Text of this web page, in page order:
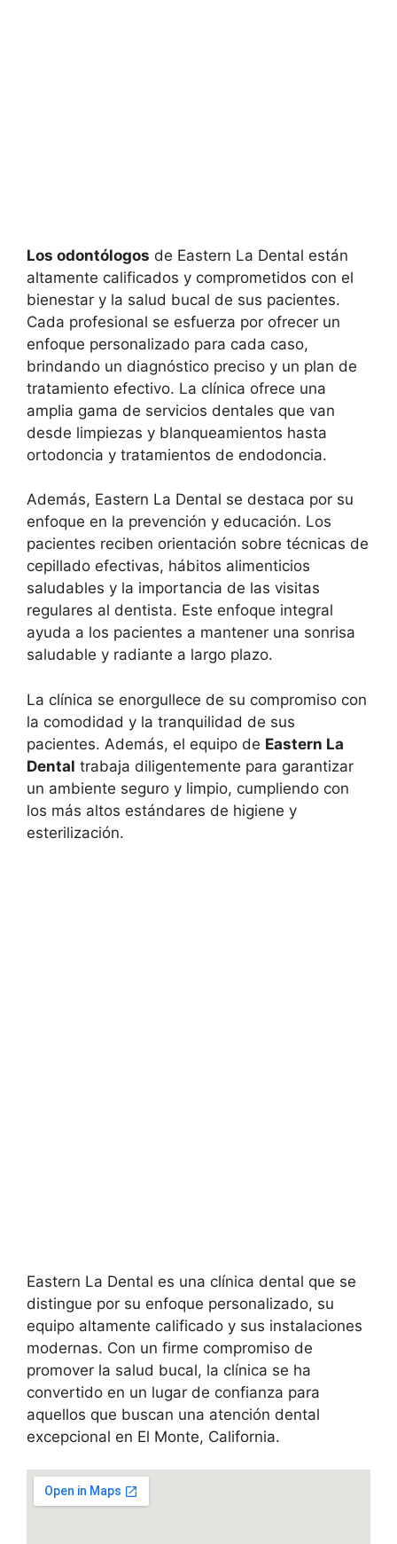
Los odontólogos de Eastern La Dental están
altamente calificados y comprometidos con el
bienestar y la salud bucal de sus pacientes.
Cada profesional se esfuerza por ofrecer un
enfoque personalizado para cada caso,
brindando un diagnóstico preciso y un plan de
tratamiento efectivo. La clínica ofrece una
amplia gama de servicios dentales que van
desde limpiezas y blanqueamientos hasta
ortodoncia y tratamientos de endodoncia.
Además, Eastern La Dental se destaca por su
enfoque en la prevención y educación. Los
pacientes reciben orientación sobre técnicas de
cepillado efectivas, hábitos alimenticios
saludables y la importancia de las visitas
regulares al dentista. Este enfoque integral
ayuda a los pacientes a mantener una sonrisa
saludable y radiante a largo plazo.
La clínica se enorgullece de su compromiso con
la comodidad y la tranquilidad de sus
pacientes. Además, el equipo de Eastern La
Dental trabaja diligentemente para garantizar
un ambiente seguro y limpio, cumpliendo con
los más altos estándares de higiene y
esterilización.
Eastern La Dental es una clínica dental que se
distingue por su enfoque personalizado, su
equipo altamente calificado y sus instalaciones
modernas. Con un firme compromiso de
promover la salud bucal, la clínica se ha
convertido en un lugar de confianza para
aquellos que buscan una atención dental
excepcional en El Monte, California.